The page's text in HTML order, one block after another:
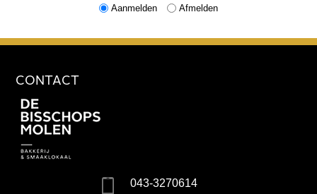
Aanmelden Afmelden
CONTACT
043-3270614